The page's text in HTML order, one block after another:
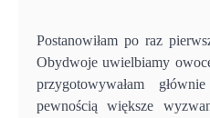
Postanowiłam po raz
Obydwoje uwielbiamy
przygotowywałam
pewnością większe